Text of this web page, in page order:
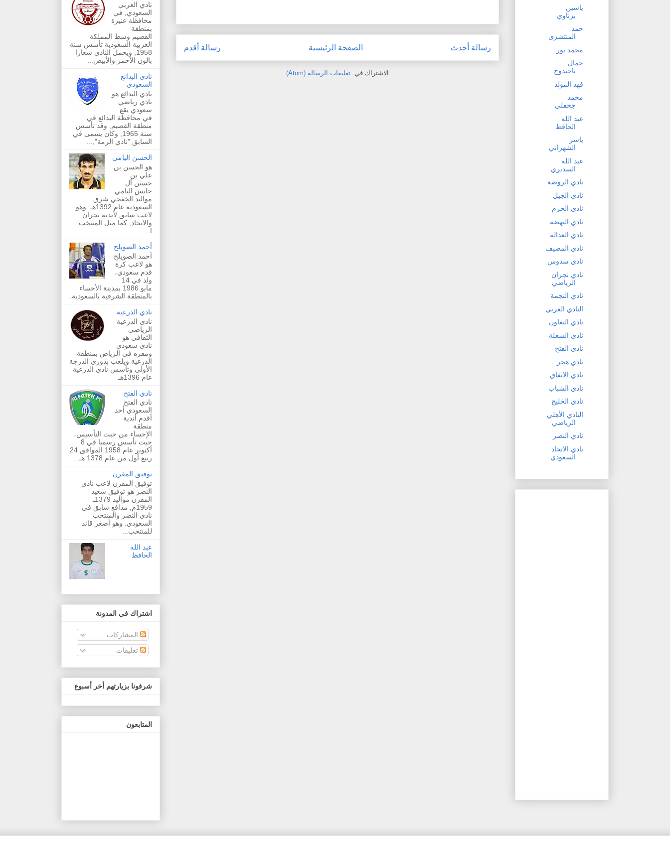
رسالة أحدث رسالة أقدم الصفحة الرئيسية
الاشتراك في: تعليقات الرسالة (Atom)
نادي العربي
السعودي, في
محافظة عنيزة
بمنطقة
القصيم وسط المملكة
العربية السعودية تأسس سنة
1958, ويحمل النادي شعارا
بالون الأحمر والأبيض...
نادي البدائع
السعودي
نادي البدائع هو
نادي رياضي
سعودي يقع
في محافظة البدائع في
منطقة القصيم, وقد تأسس
سنة 1965, وكان يسمى في
السابق "نادي الرمة",...
الحسن اليامي
هو الحسن بن
علي بن
حسين آل
حابس اليامي
مواليد الخفجي شرق
السعودية عام 1392هـ. وهو
لاعب سابق لأندية نجران
والاتحاد, كما مثل المنتخب
ا...
أحمد الصويلح
أحمد الصويلح
هو لاعب كرة
قدم سعودي،
ولد في 14
مايو 1986 بمدينة الأحساء
بالمنطقة الشرقية بالسعودية.
نادي الدرعية
نادي الدرعية
الرياضي
الثقافي هو
نادي سعودي
ومقره في الرياض بمنطقة
الدرعية ويلعب بدوري الدرجة
الأولى وتأسس نادي الدرعية
عام 1396هـ
نادي الفتح
نادي الفتح
السعودي أحد
أقدم أندية
منطقة
الإحساء من حيث التأسيس،
حيث تأسس رسميا في 8
أكتوبر عام 1958 الموافق 24
ربيع أول من عام 1378 هـ...
توفيق المقرن
توفيق المقرن لاعب نادي
النصر هو توفيق سعيد
المقرن مواليد 1379ـ
1959م, مدافع سابق في
نادي النصر والمنتخب
السعودي. وهو أصغر قائد
للمنتخب...
عبد الله
الحافظ
اشتراك في المدونة
المشاركات
تعليقات
شرفونا بزيارتهم أخر أسبوع
المتابعون
ياسين
برناوي
حمد
المنتشري
محمد نور
جمال
باجندوح
فهد المولد
محمد
جحفلي
عبد الله
الحافظ
ياسر
الشهراني
عبد الله
السديري
نادي الروضة
نادي الجيل
نادي الحزم
نادي النهضة
نادي العدالة
نادي المصيف
نادي سدوس
نادي نجران
الرياضي
نادي النجمة
النادي العربي
نادي التعاون
نادي الشعلة
نادي الفتح
نادي هجر
نادي الاتفاق
نادي الشباب
نادي الخليج
النادي الأهلي
الرياضي
نادي النصر
نادي الاتحاد
السعودي